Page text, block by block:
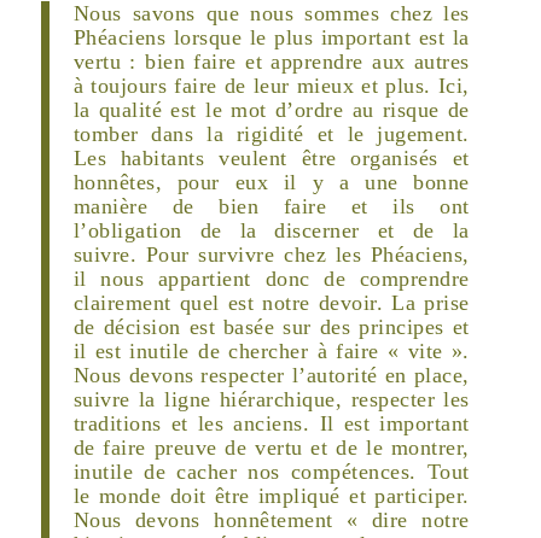
Nous savons que nous sommes chez les
Phéaciens lorsque le plus important est la
vertu : bien faire et apprendre aux autres
à toujours faire de leur mieux et plus. Ici,
la qualité est le mot d’ordre au risque de
tomber dans la rigidité et le jugement.
Les habitants veulent être organisés et
honnêtes, pour eux il y a une bonne
manière de bien faire et ils ont
l’obligation de la discerner et de la
suivre. Pour survivre chez les Phéaciens,
il nous appartient donc de comprendre
clairement quel est notre devoir. La prise
de décision est basée sur des principes et
il est inutile de chercher à faire « vite ».
Nous devons respecter l’autorité en place,
suivre la ligne hiérarchique, respecter les
traditions et les anciens. Il est important
de faire preuve de vertu et de le montrer,
inutile de cacher nos compétences. Tout
le monde doit être impliqué et participer.
Nous devons honnêtement « dire notre